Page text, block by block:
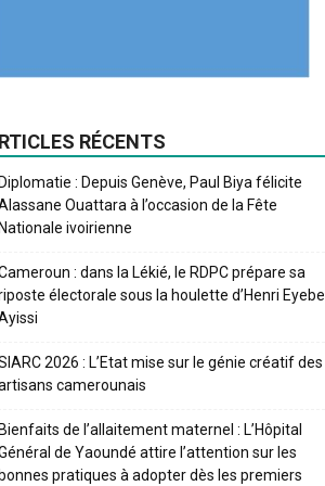
RÉCENTS
: Depuis Genève, Paul Biya félicite
Ouattara à l’occasion de la Fête
ivoirienne
: dans la Lékié, le RDPC prépare sa
électorale sous la houlette d’Henri Eyebe
2026 : L’Etat mise sur le génie créatif des
camerounais
de l’allaitement maternel : L’Hôpital
de Yaoundé attire l’attention sur les
pratiques à adopter dès les premiers